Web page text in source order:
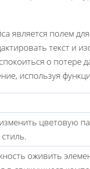
является полем
текст и
о
используя
цветовую
оживить